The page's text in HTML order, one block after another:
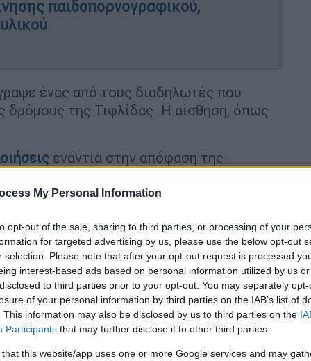
My Personal Information
opt-out of the sale, sharing to third parties, or processing of your
for targeted advertising by us, please use the below opt-out
selection. Please note that after your opt-out request is processed
interest-based ads based on personal information utilized by us
to third parties prior to your opt-out. You may separately
of your personal information by third parties on the IAB’s list of
This information may also be disclosed by us to third parties on the
Participants that may further disclose it to other third parties.
that this website/app uses one or more Google services and may
παιδοπορνογραφικού,
ένας από τους διαδηλωτές που
δρόμους της Τιφλίδας. Η αίσθηση, όπως
ενάντια στην απόφαση της
πορεία της χώρας, ανέφεραν κι άλλα
βήχα και εμετούς που κράτησαν
πως το δέρμα του «έκαιγε» για μέρες
όπλα, γιατρούς και πληροφοριοδότες από
, καταλήγοντας ότι όλα δείχνουν
– ενός χημικού που
στον Α’ Παγκόσμιο Πόλεμο.